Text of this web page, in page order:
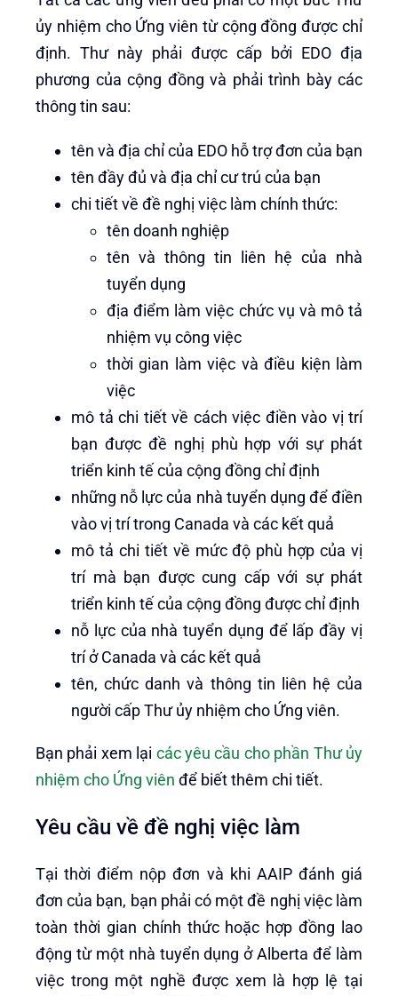
ủy nhiệm cho Ứng viên từ cộng đồng được chỉ
định. Thư này phải được cấp bởi EDO địa
phương của cộng đồng và phải trình bày các
thông tin sau:
tên và địa chỉ của EDO hỗ trợ đơn của bạn
tên đầy đủ và địa chỉ cư trú của bạn
chi tiết về đề nghị việc làm chính thức:
tên doanh nghiệp
tên và thông tin liên hệ của nhà
tuyển dụng
địa điểm làm việc chức vụ và mô tả
nhiệm vụ công việc
thời gian làm việc và điều kiện làm
việc
mô tả chi tiết về cách việc điền vào vị trí
bạn được đề nghị phù hợp với sự phát
triển kinh tế của cộng đồng chỉ định
những nỗ lực của nhà tuyển dụng để điền
vào vị trí trong Canada và các kết quả
mô tả chi tiết về mức độ phù hợp của vị
trí mà bạn được cung cấp với sự phát
triển kinh tế của cộng đồng được chỉ định
nỗ lực của nhà tuyển dụng để lấp đầy vị
trí ở Canada và các kết quả
tên, chức danh và thông tin liên hệ của
người cấp Thư ủy nhiệm cho Ứng viên.
Bạn phải xem lại các yêu cầu cho phần Thư ủy
nhiệm cho Ứng viên để biết thêm chi tiết.
Yêu cầu về đề nghị việc làm
Tại thời điểm nộp đơn và khi AAIP đánh giá
đơn của bạn, bạn phải có một đề nghị việc làm
toàn thời gian chính thức hoặc hợp đồng lao
động từ một nhà tuyển dụng ở Alberta để làm
việc trong một nghề được xem là hợp lệ tại